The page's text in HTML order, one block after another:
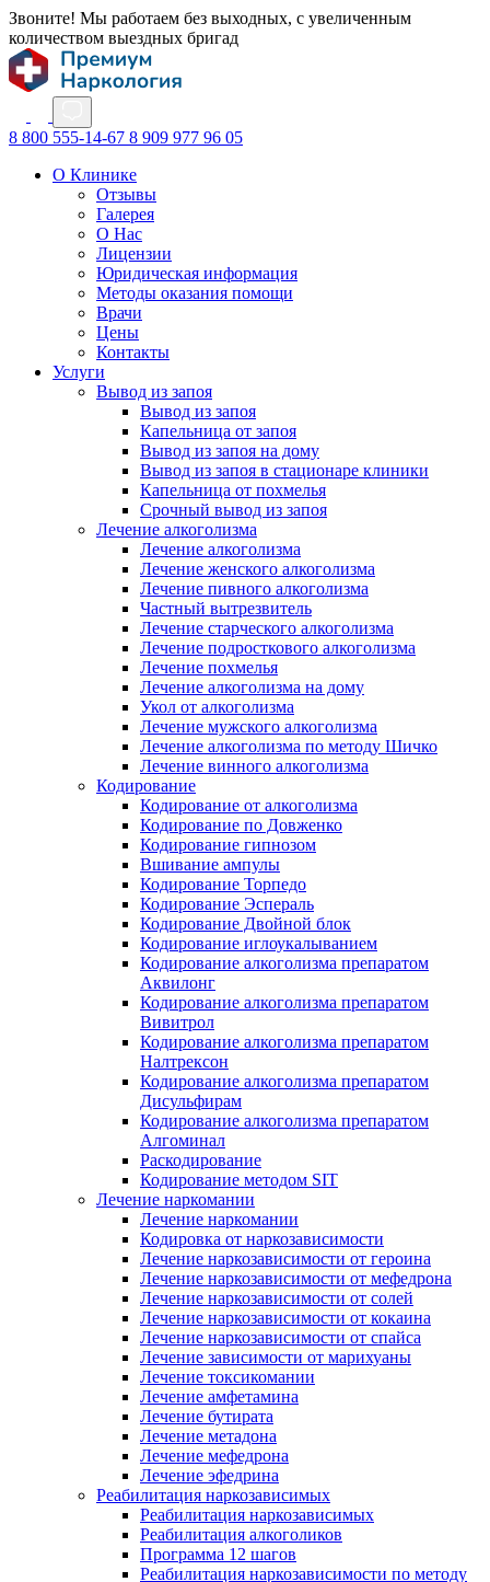
Звоните! Мы работаем без выходных, с увеличенным
количеством выездных бригад
8 800 555-14-67 8 909 977 96 05
О Клинике
Отзывы
Галерея
О Нас
Лицензии
Юридическая информация
Методы оказания помощи
Врачи
Цены
Контакты
Услуги
Вывод из запоя
Вывод из запоя
Капельница от запоя
Вывод из запоя на дому
Вывод из запоя в стационаре клиники
Капельница от похмелья
Срочный вывод из запоя
Лечение алкоголизма
Лечение алкоголизма
Лечение женского алкоголизма
Лечение пивного алкоголизма
Частный вытрезвитель
Лечение старческого алкоголизма
Лечение подросткового алкоголизма
Лечение похмелья
Лечение алкоголизма на дому
Укол от алкоголизма
Лечение мужского алкоголизма
Лечение алкоголизма по методу Шичко
Лечение винного алкоголизма
Кодирование
Кодирование от алкоголизма
Кодирование по Довженко
Кодирование гипнозом
Вшивание ампулы
Кодирование Торпедо
Кодирование Эспераль
Кодирование Двойной блок
Кодирование иглоукалыванием
Кодирование алкоголизма препаратом
Аквилонг
Кодирование алкоголизма препаратом
Вивитрол
Кодирование алкоголизма препаратом
Налтрексон
Кодирование алкоголизма препаратом
Дисульфирам
Кодирование алкоголизма препаратом
Алгоминал
Раскодирование
Кодирование методом SIT
Лечение наркомании
Лечение наркомании
Кодировка от наркозависимости
Лечение наркозависимости от героина
Лечение наркозависимости от мефедрона
Лечение наркозависимости от солей
Лечение наркозависимости от кокаина
Лечение наркозависимости от спайса
Лечение зависимости от марихуаны
Лечение токсикомании
Лечение амфетамина
Лечение бутирата
Лечение метадона
Лечение мефедрона
Лечение эфедрина
Реабилитация наркозависимых
Реабилитация наркозависимых
Реабилитация алкоголиков
Программа 12 шагов
Реабилитация наркозависимости по методу